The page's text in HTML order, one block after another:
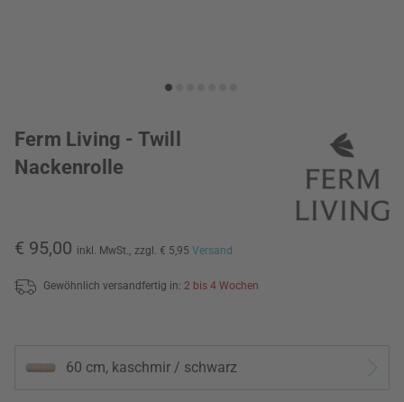
Ferm Living - Twill
Nackenrolle
€ 95,00 inkl. MwSt., zzgl. € 5,95 Versand
Gewöhnlich versandfertig in: 2 bis 4 Wochen
60 cm, kaschmir / schwarz